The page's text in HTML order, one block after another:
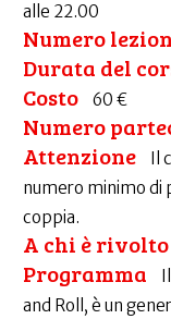
alle 22.00
Numero
Durata del
Costo 60 €
Numero
Attenzione
Il
numero minimo di
coppia.
A chi è rivolto
Programma
and Roll, è un